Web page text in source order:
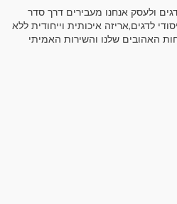
ולעסק אנחנו מעבירים דרך סדר
לדגים,אריזה איכותית וייחודית ללא
האהובים שלנו והשירות האמיתי